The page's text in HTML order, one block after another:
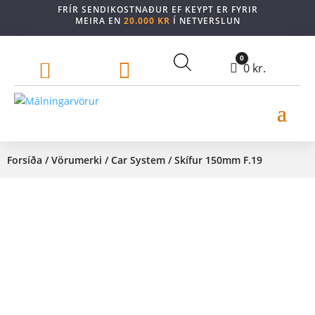
FRÍR SENDIKOSTNAÐUR EF KEYPT ER FYRIR
MEIRA EN 20.000 KR Í NETVERSLUN
  Cart
0
0 kr.
Forsíða /Vörumerki /Car System / Skífur 150mm F.19